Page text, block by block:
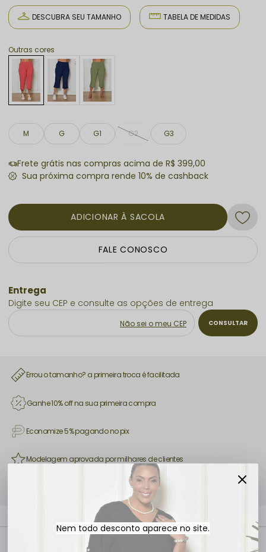
perfeito: Com cintura alta e elástico que se ajusta à
cintura, a pantalona proporciona um ajuste perfeito,
valorizando a silhueta feminina.
DESCUBRA SEU TAMANHO TABELA DE MEDIDAS
Outras cores
M G G1 G2 G3
ADICIONAR À SACOLA
Frete grátis nas compras acima de R$ 399,00
FALE CONOSCO
Não sei o meu CEP
Errou o tamanho? a primeira troca é facilitada
Ganhe 10% off na sua primeira compra
Economize 5% pagando no pix
Modelagem aprovada por milhares de clientes
Use a tabela de medidas e compre com mais segurança
Descrição completa
Nem todo desconto aparece no site.